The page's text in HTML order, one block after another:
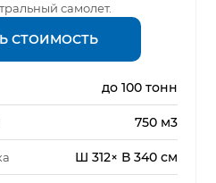
самолет.
СТОИМОСТЬ
до 100 тонн
750 м3
Ш 312× В 340 см